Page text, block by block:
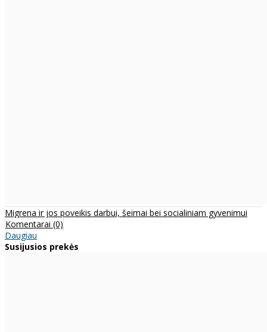
Migrena ir jos poveikis darbui, šeimai bei socialiniam gyvenimui
Komentarai (0)
Daugiau
Susijusios prekės